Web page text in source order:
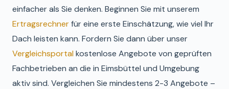
einfacher als Sie denken. Beginnen Sie mit unserem
Ertragsrechnerfür eine erste Einschätzung, wie viel Ihr
Dach leisten kann. Fordern Sie dann über unser
Vergleichsportalkostenlose Angebote von geprüften
Fachbetrieben an die in Eimsbüttel und Umgebung
aktiv sind. Vergleichen Sie mindestens 2-3 Angebote –